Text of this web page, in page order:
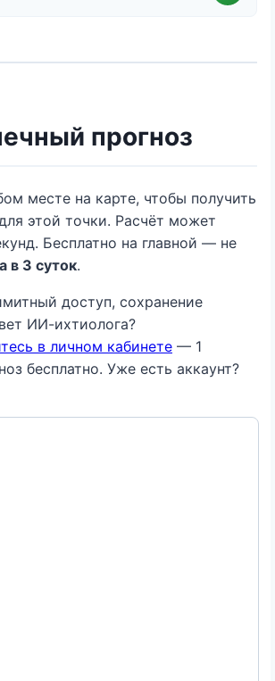
прогноз
месте на карте, чтобы получить
этой точки. Расчёт может
Бесплатно на главной — не
в 3 суток.
доступ, сохранение
ИИ-ихтиолога?
в личном кабинете — 1
бесплатно. Уже есть аккаунт?